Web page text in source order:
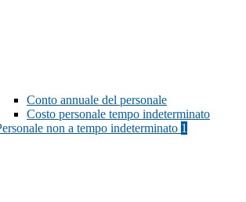
Conto annuale del personale
Costo personale tempo indeterminato
non a tempo indeterminato 1